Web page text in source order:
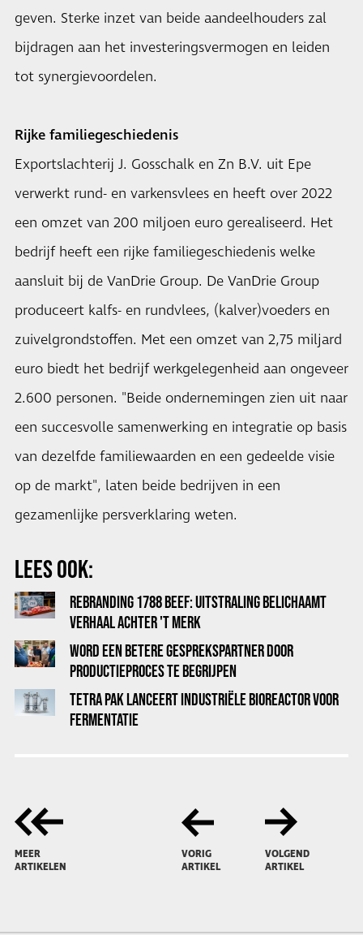
geven. Sterke inzet van beide aandeelhouders zal
bijdragen aan het investeringsvermogen en leiden
tot synergievoordelen.
Rijke familiegeschiedenis
Exportslachterij J. Gosschalk en Zn B.V. uit Epe
verwerkt rund- en varkensvlees en heeft over 2022
een omzet van 200 miljoen euro gerealiseerd. Het
bedrijf heeft een rijke familiegeschiedenis welke
aansluit bij de VanDrie Group. De VanDrie Group
produceert kalfs- en rundvlees, (kalver)voeders en
zuivelgrondstoffen. Met een omzet van 2,75 miljard
euro biedt het bedrijf werkgelegenheid aan ongeveer
2.600 personen. "Beide ondernemingen zien uit naar
een succesvolle samenwerking en integratie op basis
van dezelfde familiewaarden en een gedeelde visie
op de markt", laten beide bedrijven in een
gezamenlijke persverklaring weten.
LEES OOK:
REBRANDING 1788 BEEF: UITSTRALING BELICHAAMT
VERHAAL ACHTER 'T MERK
WORD EEN BETERE GESPREKSPARTNER DOOR
PRODUCTIEPROCES TE BEGRIJPEN
TETRA PAK LANCEERT INDUSTRIËLE BIOREACTOR VOOR
FERMENTATIE
MEER
ARTIKELEN
VORIG
ARTIKEL
VOLGEND
ARTIKEL